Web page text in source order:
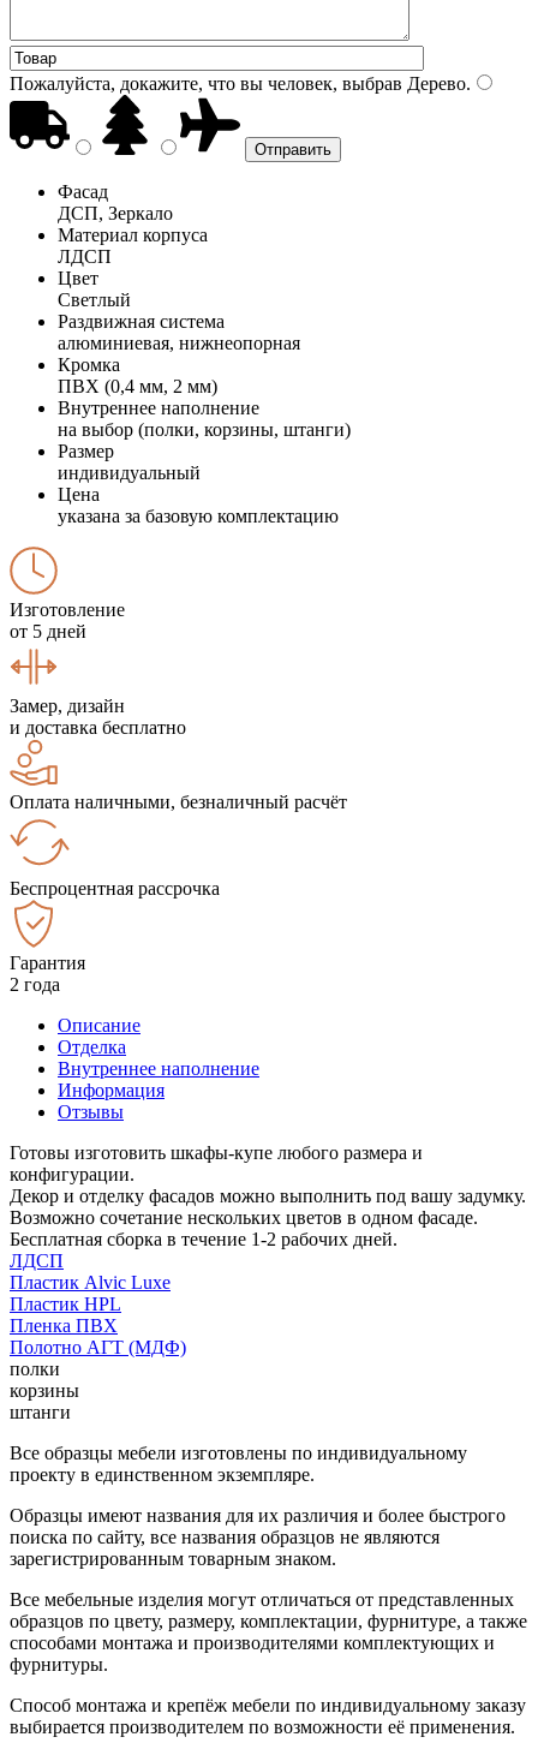
Пожалуйста, докажите, что вы человек, выбрав Дерево.
Фасад
ДСП, Зеркало
Материал корпуса
ЛДСП
Цвет
Светлый
Раздвижная система
алюминиевая, нижнеопорная
Кромка
ПВХ (0,4 мм, 2 мм)
Внутреннее наполнение
на выбор (полки, корзины, штанги)
Размер
индивидуальный
Цена
указана за базовую комплектацию
Изготовление
от 5 дней
Замер, дизайн
и доставка бесплатно
Оплата наличными, безналичный расчёт
Беспроцентная рассрочка
Гарантия
2 года
Описание
Отделка
Внутреннее наполнение
Информация
Отзывы
Готовы изготовить шкафы-купе любого размера и
конфигурации.
Декор и отделку фасадов можно выполнить под вашу задумку.
Возможно сочетание нескольких цветов в одном фасаде.
Бесплатная сборка в течение 1-2 рабочих дней.
ЛДСП
Пластик Alvic Luxe
Пластик HPL
Пленка ПВХ
Полотно АГТ (МДФ)
полки
корзины
штанги
Все образцы мебели изготовлены по индивидуальному
проекту в единственном экземпляре.
Образцы имеют названия для их различия и более быстрого
поиска по сайту, все названия образцов не являются
зарегистрированным товарным знаком.
Все мебельные изделия могут отличаться от представленных
образцов по цвету, размеру, комплектации, фурнитуре, а также
способами монтажа и производителями комплектующих и
фурнитуры.
Способ монтажа и крепёж мебели по индивидуальному заказу
выбирается производителем по возможности её применения.